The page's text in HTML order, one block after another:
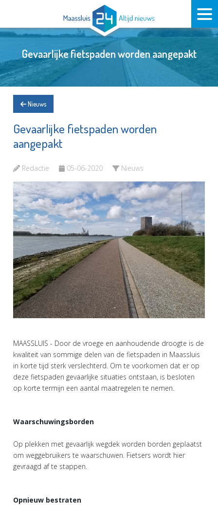
Gevaarlijke fietspaden worden aangepakt
Nieuws
Gevaarlijke fietspaden worden
aangepakt
Redactie 05-06-2020 Nieuws
MAASSLUIS - Door de vroege en aanhoudende droogte is de
kwaliteit van sommige delen van de fietspaden in Maassluis
in korte tijd sterk verslechterd. Om te voorkomen dat er op
deze fietspaden gevaarlijke situaties ontstaan, is besloten
op korte termijn een aantal maatregelen te nemen.
Waarschuwingsborden
Op plekken met gevaarlijk wegdek worden borden geplaatst
om weggebruikers te waarschuwen. Fietsers wordt hier
gevraagd af te stappen.
Opnieuw bestraten